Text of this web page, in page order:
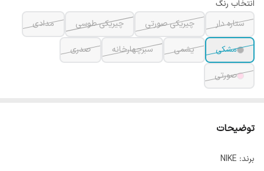
انتخاب رنگ
ستاره دار
چیریکی صورتی چیریکی طوسی مدادی
مشکی یشمی سبزچهارخانه صدری
صورتی
توضیحات
برند: NIKE